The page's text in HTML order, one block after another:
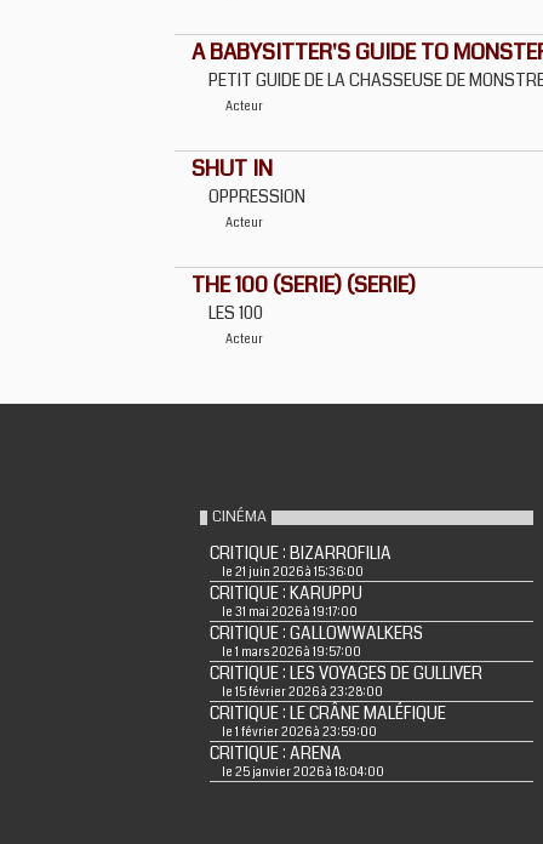
A BABYSITTER'S GUIDE TO
PETIT GUIDE DE LA CHASSEUSE DE
Acteur
SHUT IN
OPPRESSION
Acteur
THE 100 (SERIE) (SERIE)
LES 100
Acteur
CINÉMA
CRITIQUE : BIZARROFILIA
le 21 juin 2026 à 15:36:00
CRITIQUE : KARUPPU
le 31 mai 2026 à 19:17:00
CRITIQUE : GALLOWWALKERS
le 1 mars 2026 à 19:57:00
CRITIQUE : LES VOYAGES DE GULLIVER
le 15 février 2026 à 23:28:00
CRITIQUE : LE CRÂNE MALÉFIQUE
le 1 février 2026 à 23:59:00
CRITIQUE : ARENA
le 25 janvier 2026 à 18:04:00